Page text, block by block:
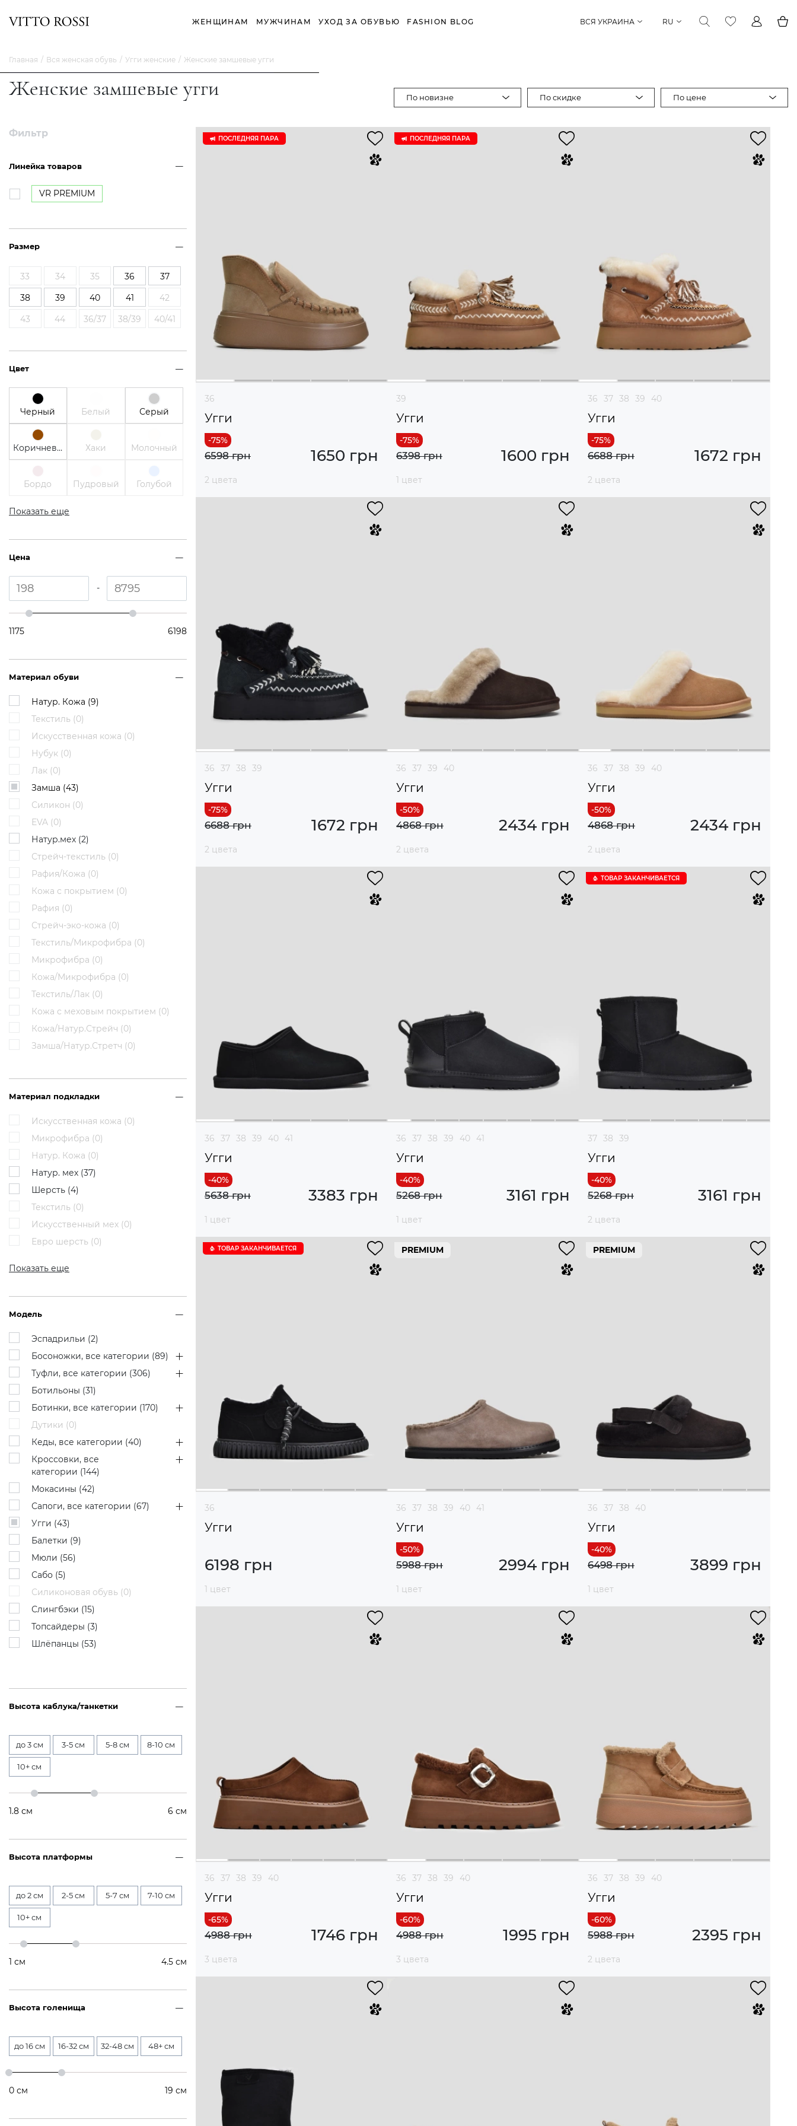
ЖЕНЩИНАМ МУЖЧИНАМ УХОД ЗА ОБУВЬЮ FASHION BLOG ВСЯ УКРАИНА RU
Главная Вся женская обувь Угги женские Женские замшевые угги
Женские замшевые угги По новизне По скидке По цене
Фильтр
Линейка товаров
VR PREMIUM
Размер
33 34 35 36
37
38
39 40 41
42
43
44 36/37 38/39 40/41
Цвет
Черный Белый Серый
Коричневый Хаки Молочный
Бордо Пудровый Голубой
Показать еще
Цена
-
1175 6198
Материал обуви
Натур. Кожа (9)
Текстиль (0)
Искусственная кожа (0)
Нубук (0)
Лак (0)
Замша (43)
Силикон (0)
EVA (0)
Натур.мех (2)
Стрейч-текстиль (0)
Рафия/Кожа (0)
Кожа с покрытием (0)
Рафия (0)
Стрейч-эко-кожа (0)
Текстиль/Микрофибра (0)
Микрофибра (0)
Кожа/Микрофибра (0)
Текстиль/Лак (0)
Кожа с меховым покрытием (0)
Кожа/Натур.Стрейч (0)
Замша/Натур.Стретч (0)
Материал подкладки
Искусственная кожа (0)
Микрофибра (0)
Натур. Кожа (0)
Натур. мех (37)
Шерсть (4)
Текстиль (0)
Искусственный мех (0)
Евро шерсть (0)
Показать еще
Модель
Эспадрильи (2)
Босоножки, все категории (89)
Туфли, все категории (306)
Ботильоны (31)
Ботинки, все категории (170)
Дутики (0)
Кеды, все категории (40)
Кроссовки, все
категории (144)
Мокасины (42)
Сапоги, все категории (67)
Угги (43)
Балетки (9)
Мюли (56)
Сабо (5)
Силиконовая обувь (0)
Слингбэки (15)
Топсайдеры (3)
Шлёпанцы (53)
Высота каблука/танкетки
до 3 см 3-5 см 5-8 см 8-10 см
10+ см
1.8 см 6 см
Высота платформы
до 2 см 2-5 см 5-7 см 7-10 см
10+ см
1 см 4.5 см
Высота голенища
до 16 см 16-32 см 32-48 см 48+ см
0 см 19 см
ПОСЛЕДНЯЯ ПАРА
36
Угги
1650 грн
6598 грн
2 цвета
ПОСЛЕДНЯЯ ПАРА
39
Угги
1600 грн
6398 грн
1 цвет
36 37 38 39 40
Угги
1672 грн
6688 грн
2 цвета
36 37 38 39
Угги
1672 грн
6688 грн
2 цвета
36 37 39 40
Угги
2434 грн
4868 грн
2 цвета
36 37 38 39 40
Угги
2434 грн
4868 грн
2 цвета
36 37 38 39 40 41
Угги
3383 грн
5638 грн
1 цвет
36 37 38 39 40 41
Угги
3161 грн
5268 грн
1 цвет
ТОВАР ЗАКАНЧИВАЕТСЯ
37 38 39
Угги
3161 грн
5268 грн
2 цвета
ТОВАР ЗАКАНЧИВАЕТСЯ
36
Угги
6198 грн
1 цвет
PREMIUM
36 37 38 39 40 41
Угги
2994 грн
5988 грн
1 цвет
PREMIUM
36 37 38 40
Угги
3899 грн
6498 грн
1 цвет
36 37 38 39 40
Угги
1746 грн
4988 грн
3 цвета
36 37 38 39 40
Угги
1995 грн
4988 грн
3 цвета
36 37 38 39 40
Угги
2395 грн
5988 грн
2 цвета